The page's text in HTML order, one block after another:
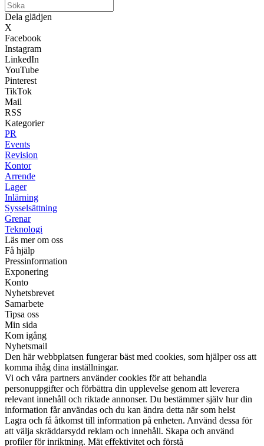
Dela glädjen
X
Facebook
Instagram
LinkedIn
YouTube
Pinterest
TikTok
Mail
RSS
Kategorier
PR
Events
Revision
Kontor
Arrende
Lager
Inlärning
Sysselsättning
Grenar
Teknologi
Läs mer om oss
Få hjälp
Pressinformation
Exponering
Konto
Nyhetsbrevet
Samarbete
Tipsa oss
Min sida
Kom igång
Nyhetsmail
Den här webbplatsen fungerar bäst med cookies, som hjälper oss att
komma ihåg dina inställningar.
Vi och våra partners använder cookies för att behandla
personuppgifter och förbättra din upplevelse genom att leverera
relevant innehåll och riktade annonser. Du bestämmer själv hur din
information får användas och du kan ändra detta när som helst
Lagra och få åtkomst till information på enheten. Använd dessa för
att välja skräddarsydd reklam och innehåll. Skapa och använd
profiler för inriktning. Mät effektivitet och förstå